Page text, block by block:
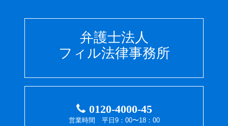
弁護士法人
フィル法律事務所
0120-4000-45
営業時間 平日9：00〜18：00